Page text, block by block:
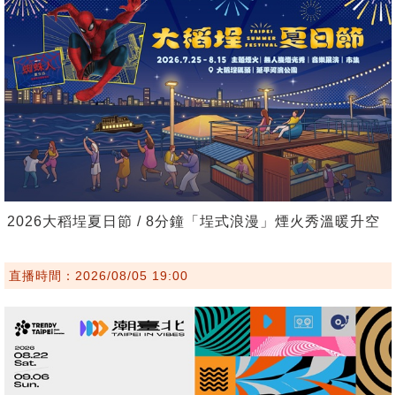
2026大稻埕夏日節 / 8分鐘「埕式浪漫」煙火秀溫暖升空
直播時間：2026/08/05 19:00